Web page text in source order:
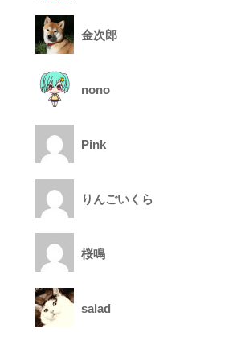
金次郎
nono
Pink
りんごいくら
桜鳴
salad